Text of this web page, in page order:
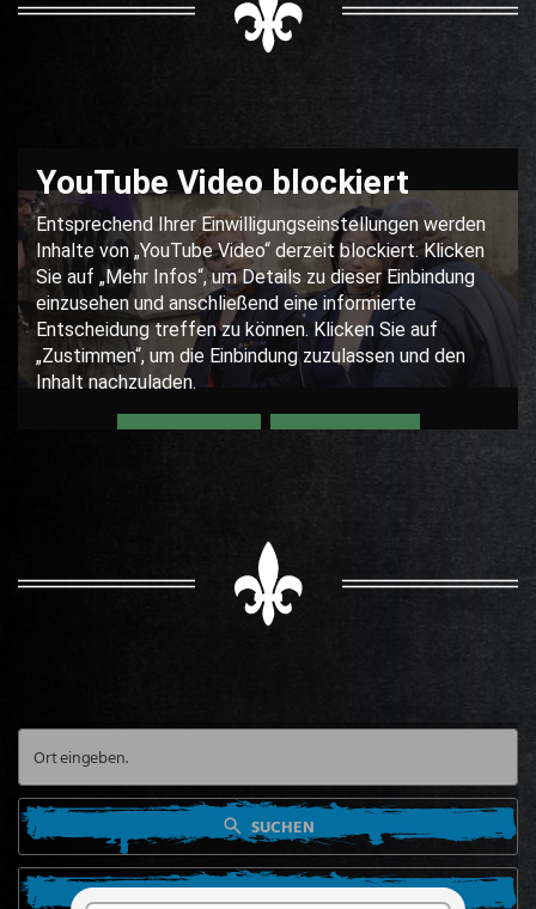
SUCHEN
SUCHE VON MEINEM STANDORT AUS